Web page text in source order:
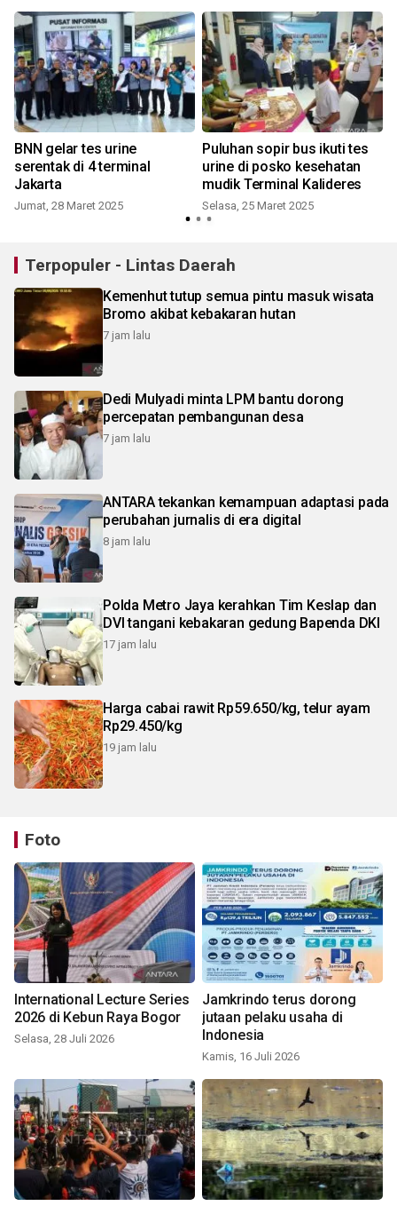
BNN gelar tes urine
serentak di 4 terminal
Jakarta
Jumat, 28 Maret 2025
Puluhan sopir bus ikuti tes
urine di posko kesehatan
mudik Terminal Kalideres
Selasa, 25 Maret 2025
Terpopuler - Lintas Daerah
Kemenhut tutup semua pintu masuk wisata
Bromo akibat kebakaran hutan
7 jam lalu
Dedi Mulyadi minta LPM bantu dorong
percepatan pembangunan desa
7 jam lalu
ANTARA tekankan kemampuan adaptasi pada
perubahan jurnalis di era digital
8 jam lalu
Polda Metro Jaya kerahkan Tim Keslap dan
DVI tangani kebakaran gedung Bapenda DKI
17 jam lalu
Harga cabai rawit Rp59.650/kg, telur ayam
Rp29.450/kg
19 jam lalu
Foto
International Lecture Series
2026 di Kebun Raya Bogor
Selasa, 28 Juli 2026
Jamkrindo terus dorong
jutaan pelaku usaha di
Indonesia
Kamis, 16 Juli 2026